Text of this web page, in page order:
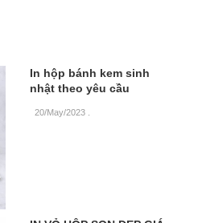
In hộp bánh kem sinh
nhật theo yêu cầu
20/May/2023